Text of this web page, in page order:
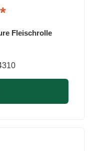
Fleischrolle